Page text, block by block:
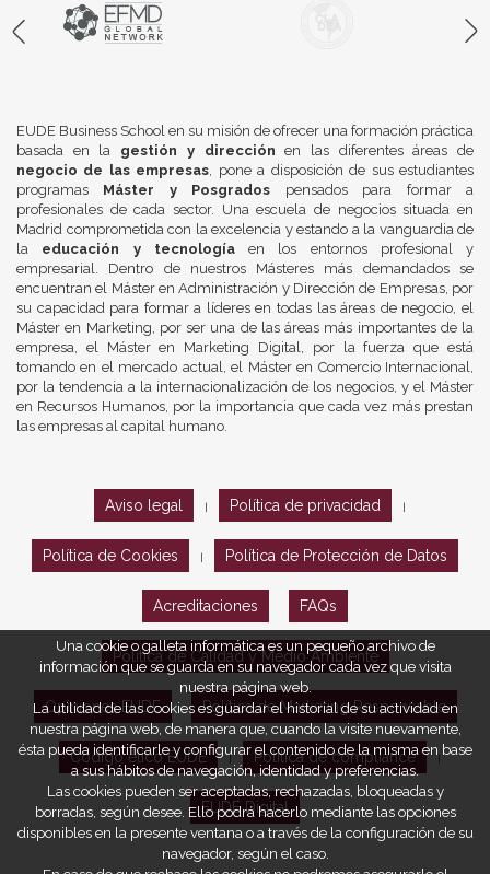
EUDE Business School en su misión de ofrecer una formación práctica
basada en la gestión y dirección en las diferentes áreas de
negocio de las empresas, pone a disposición de sus estudiantes
programas Máster y Posgrados pensados para formar a
profesionales de cada sector. Una escuela de negocios situada en
Madrid comprometida con la excelencia y estando a la vanguardia de
la educación y tecnologíaen los entornos profesional y
empresarial. Dentro de nuestros Másteres más demandados se
encuentran el Máster en Administración y Dirección de Empresas, por
su capacidad para formar a líderes en todas las áreas de negocio, el
Máster en Marketing, por ser una de las áreas más importantes de la
empresa, el Máster en Marketing Digital, por la fuerza que está
tomando en el mercado actual, el Máster en Comercio Internacional,
por la tendencia a la internacionalización de los negocios, y el Máster
en Recursos Humanos, por la importancia que cada vez más prestan
las empresas al capital humano.
Aviso legal Política de privacidad
Política de Cookies Política de Protección de Datos
Acreditaciones FAQs
Política de Calidad y Medio Ambiente
Opiniones EUDE Política de Marketing Responsable
Código ético EUDE Política de compliance
EUDE Digital
Una cookie o galleta informática es un pequeño archivo de
información que se guarda en su navegador cada vez que visita
nuestra página web.
La utilidad de las cookies es guardar el historial de su actividad en
nuestra página web, de manera que, cuando la visite nuevamente,
ésta pueda identificarle y configurar el contenido de la misma en base
a sus hábitos de navegación, identidad y preferencias.
Las cookies pueden ser aceptadas, rechazadas, bloqueadas y
borradas, según desee. Ello podrá hacerlo mediante las opciones
disponibles en la presente ventana o a través de la configuración de su
navegador, según el caso.